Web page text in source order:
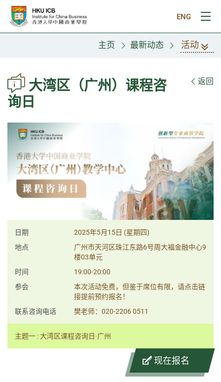
跳往主要内容
ENG
打
主页 最新动态 活动
大湾区（广州）课程咨
询日
返回
日期
2025年5月15日 (星期四)
地点
广州市天河区珠江东路6号周大福金融中心9
楼03单元
时间
19:00-20:00
参会
本次活动免费，但鉴于席位有限，请点击链
接提前预约报名！
联系咨询电话
樊老师：020-2206 0511
主题一 : 大湾区课程咨询日·广州
现在报名